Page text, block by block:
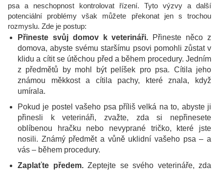
psa a neschopnost kontrolovat řízení. Tyto výzvy a další
potenciální problémy však můžete překonat jen s trochou
rozmyslu. Zde je postup:
Přineste svůj domov k veterináři.
Přineste něco z
domova, abyste svému staršímu psovi pomohli zůstat v
klidu a cítit se útěchou před a během procedury. Jedním
z předmětů by mohl být pelíšek pro psa. Cítila jeho
známou měkkost a cítila pachy, které znala, když
umírala.
Pokud je postel vašeho psa příliš velká na to, abyste ji
přinesli k veterináři, zvažte, zda si nepřinesete
oblíbenou hračku nebo nevyprané tričko, které jste
nosili. Známý předmět a vůně uklidní vašeho psa – a
vás – během procedury.
Zaplaťte předem. Zeptejte se svého veterináře, zda